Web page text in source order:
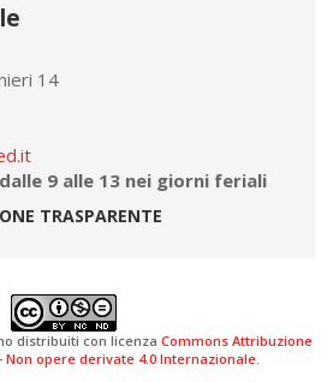
14
dalle 9 alle 13 nei giorni feriali
TRASPARENTE
distribuiti con licenza Commons Attribuzione
Non opere derivate 4.0 Internazionale